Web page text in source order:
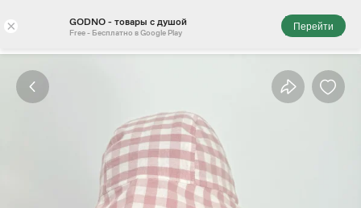
× GODNO - товары с душой
Free - Бесплатно в Google Play
Перейти